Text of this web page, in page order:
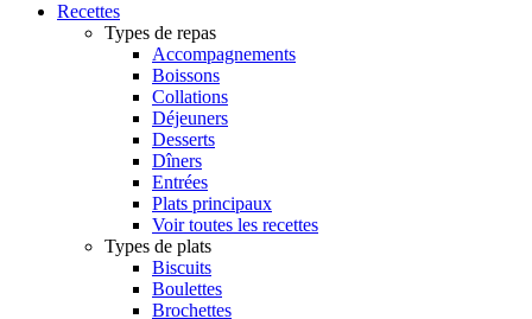
Recettes
Types de repas
Accompagnements
Boissons
Collations
Déjeuners
Desserts
Dîners
Entrées
Plats principaux
Voir toutes les recettes
Types de plats
Biscuits
Boulettes
Brochettes